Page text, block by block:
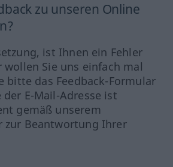
zu unseren Online
ist Ihnen ein Fehler
Sie uns einfach mal
bitte das Feedback-Formular
der E-Mail-Adresse ist
gemäß unserem
zur Beantwortung Ihrer